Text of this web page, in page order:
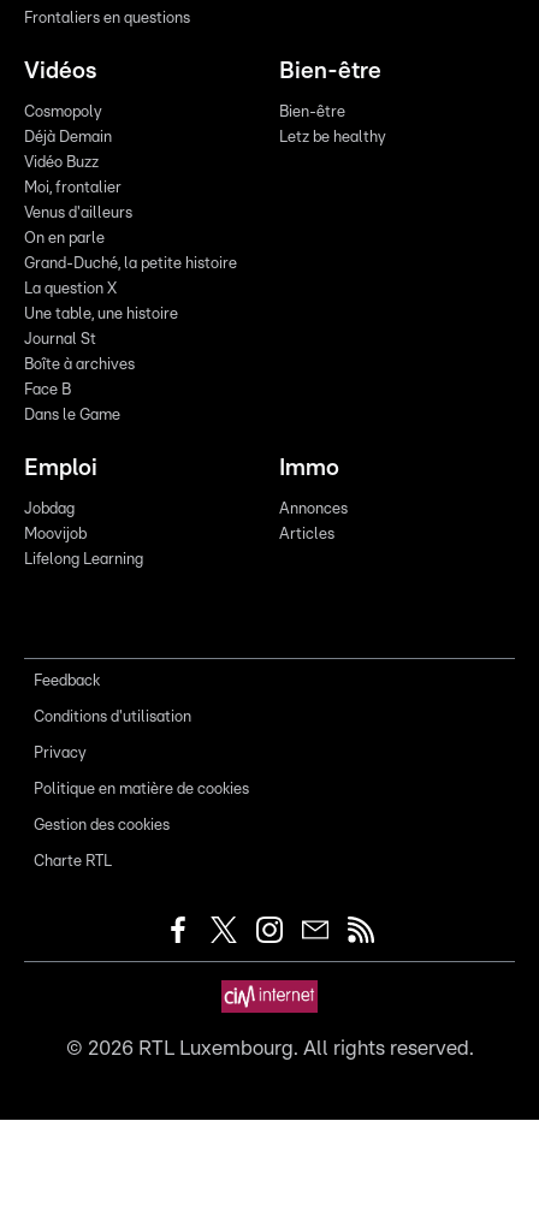
Frontaliers en questions
Vidéos
Cosmopoly
Déjà Demain
Vidéo Buzz
Moi, frontalier
Venus d'ailleurs
On en parle
Grand-Duché, la petite histoire
La question X
Une table, une histoire
Journal St
Boîte à archives
Face B
Dans le Game
Bien-être
Bien-être
Letz be healthy
Emploi
Jobdag
Moovijob
Lifelong Learning
Immo
Annonces
Articles
Feedback
Conditions d'utilisation
Privacy
Politique en matière de cookies
Gestion des cookies
Charte RTL
© 2026RTL Luxembourg. All rights reserved.